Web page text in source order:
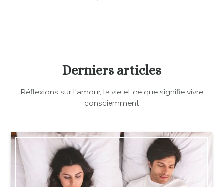
Derniers articles
Réflexions sur l'amour, la vie et ce que signifie vivre
consciemment